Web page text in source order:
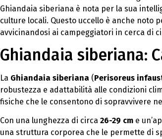
Ghiandaia siberiana è nota per la sua
culture locali. Questo uccello è anche noto
avvicinandosi ai campeggiatori in cerca di
Ghiandaia siberiana:
La Ghiandaia siberiana (Perisoreus
robustezza e adattabilità alle condizioni
fisiche che le consentono di sopravvivere
Con una lunghezza di circa 26-29 cm e
una struttura corporea che le permette di